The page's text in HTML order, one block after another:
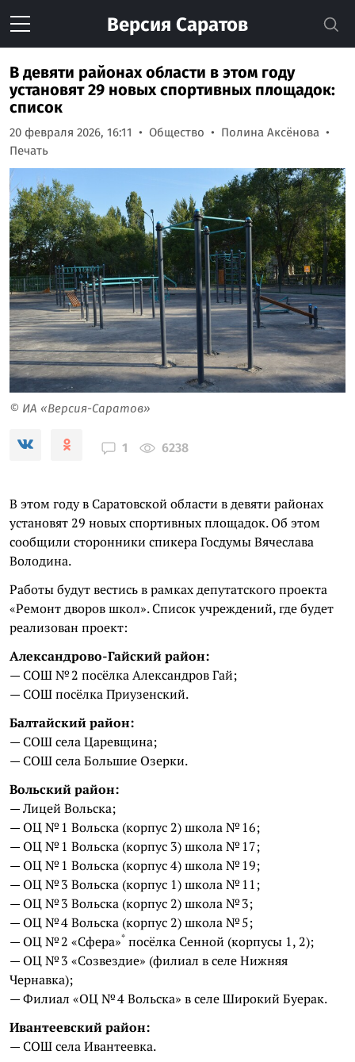
Версия Саратов
В девяти районах области в этом году
установят 29 новых спортивных площадок:
список
20 февраля 2026, 16:11 Общество
Полина Аксёнова
Печать
© ИА «Версия-Саратов»
1 6238
В этом году в Саратовской области в девяти районах
установят 29 новых спортивных площадок. Об этом
сообщили сторонники спикера Госдумы Вячеслава
Володина.
Работы будут вестись в рамках депутатского проекта
«Ремонт дворов школ». Список учреждений, где будет
реализован проект:
Александрово-Гайский район:
— СОШ № 2 посёлка Александров Гай;
— СОШ посёлка Приузенский.
Балтайский район:
— СОШ села Царевщина;
— СОШ села Большие Озерки.
Вольский район:
— Лицей Вольска;
— ОЦ № 1 Вольска (корпус 2) школа № 16;
— ОЦ № 1 Вольска (корпус 3) школа № 17;
— ОЦ № 1 Вольска (корпус 4) школа № 19;
— ОЦ № 3 Вольска (корпус 1) школа № 11;
— ОЦ № 3 Вольска (корпус 2) школа № 3;
— ОЦ № 4 Вольска (корпус 2) школа № 5;
— ОЦ № 2 «Сфера»* посёлка Сенной (корпусы 1, 2);
— ОЦ № 3 «Созвездие» (филиал в селе Нижняя
Чернавка);
— Филиал «ОЦ № 4 Вольска» в селе Широкий Буерак.
Ивантеевский район:
— СОШ села Ивантеевка.